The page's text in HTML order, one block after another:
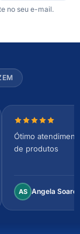
no seu e-mail.
Nota 5 de 5
Ótimo
de produtos
AS Angela